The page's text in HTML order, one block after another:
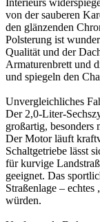
von der sauberen
den glänzenden
Polsterung ist
Qualität und der
Armaturenbrett und
und spiegeln den
Unvergleichliches
Der 2,0-Liter-
großartig, besonders
Der Motor läuft
Schaltgetriebe lässt
für kurvige
geeignet. Das
Straßenlage –
würden.